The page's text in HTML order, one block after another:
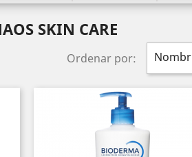
SKIN CARE
Ordenar por: